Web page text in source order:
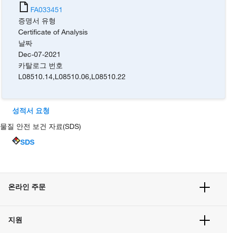
FA033451
증명서 유형
Certificate of Analysis
날짜
Dec-07-2021
카탈로그 번호
L08510.14,L08510.06,L08510.22
성적서 요청
물질 안전 보건 자료(SDS)
SDS
온라인 주문
주문 방법
지원